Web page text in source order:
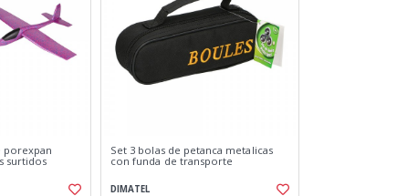
porexpan
surtidos
Set 3 bolas de petanca metalicas
con funda de transporte
DIMATEL